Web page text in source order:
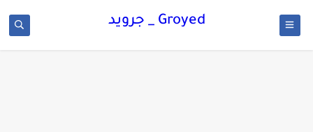
Groyed _ جرويد